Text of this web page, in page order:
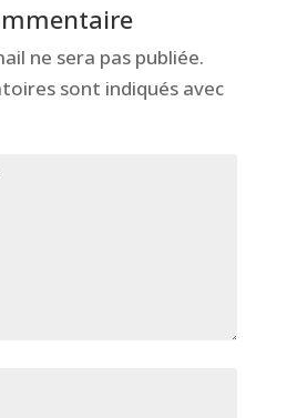
ne sera pas publiée.
sont indiqués avec